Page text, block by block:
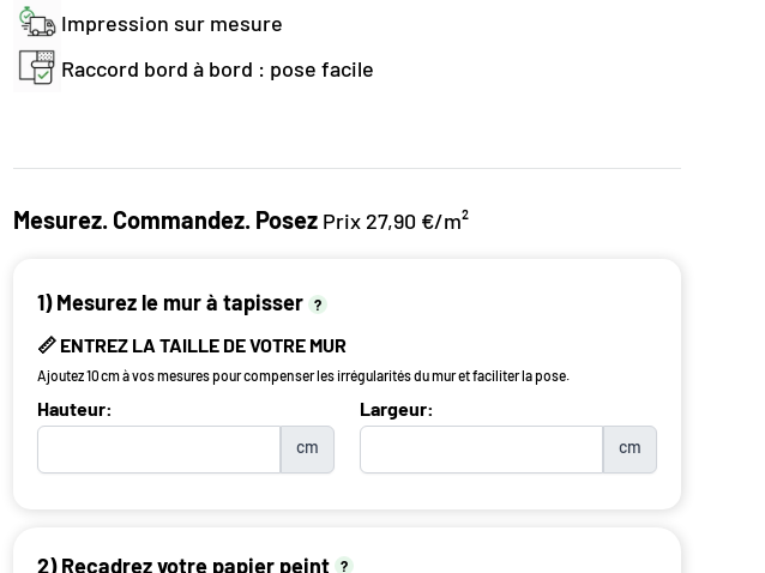
Impression sur mesure
Raccord bord à bord : pose facile
Mesurez. Commandez. Posez Prix 27,90 €/m²
1) Mesurez le mur à tapisser ?
📏 ENTREZ LA TAILLE DE VOTRE MUR
Ajoutez 10 cm à vos mesures pour compenser les irrégularités du mur et faciliter la pose.
Hauteur:
cm
Largeur:
cm
2) Recadrez votre papier peint
?